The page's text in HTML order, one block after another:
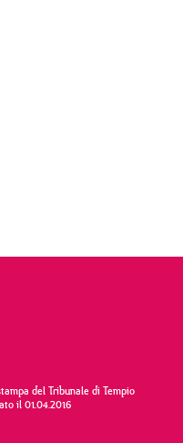
del Tribunale di Tempio
il 01.04.2016